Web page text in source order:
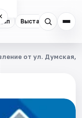
Выставки
от ул. Думская,